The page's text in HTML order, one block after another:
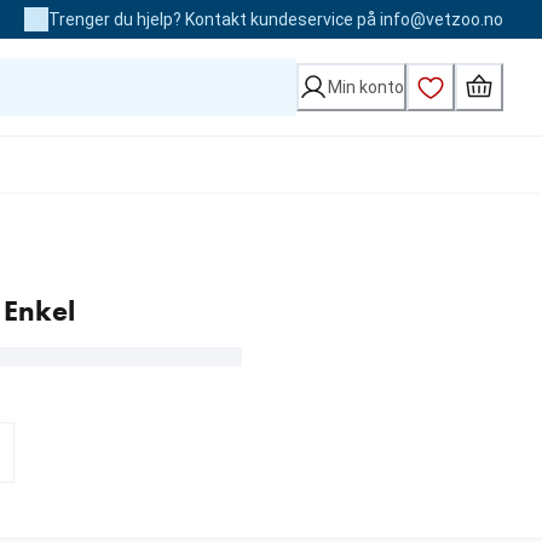
Trenger du hjelp? Kontakt kundeservice på info@vetzoo.no
Min konto